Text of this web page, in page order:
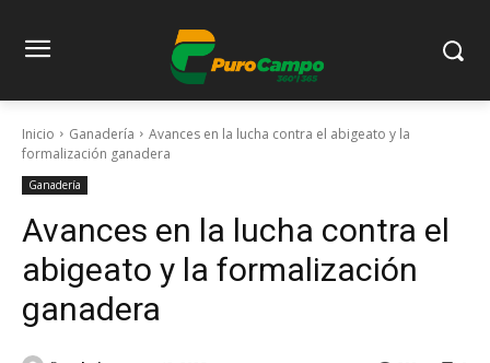
Inicio Ganadería
Avances en la lucha contra el abigeato y la
formalización ganadera
Ganadería
Avances en la lucha contra el
abigeato y la formalización
ganadera